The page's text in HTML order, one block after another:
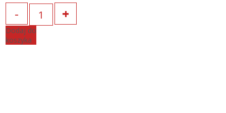
Dodaj do
koszyka